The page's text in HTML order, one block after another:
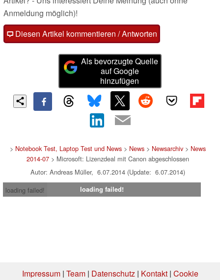
Anmeldung möglich)!
Diesen Artikel kommentieren / Antworten
Als bevorzugte Quelle
auf Google
hinzufügen
> Notebook Test, Laptop Test und News> News> Newsarchiv> News
2014-07> Microsoft: Lizenzdeal mit Canon abgeschlossen
Autor: Andreas Müller, 6.07.2014 (Update: 6.07.2014)
loading failed!
loading failed!
Impressum| Team| Datenschutz| Kontakt| Cookie